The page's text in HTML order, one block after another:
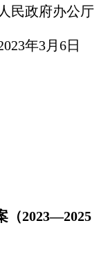
民政府办公厅
年3月6日
（2023—2025